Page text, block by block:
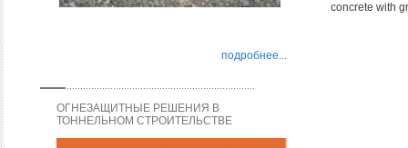
подробнее...
ОГНЕЗАЩИТНЫЕ РЕШЕНИЯ В
ТОННЕЛЬНОМ СТРОИТЕЛЬСТВЕ
concrete with